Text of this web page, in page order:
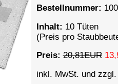
Bestellnummer:
Inhalt: 10 Tüten
(Preis pro
Preis: 20,81EUR
inkl. MwSt. und